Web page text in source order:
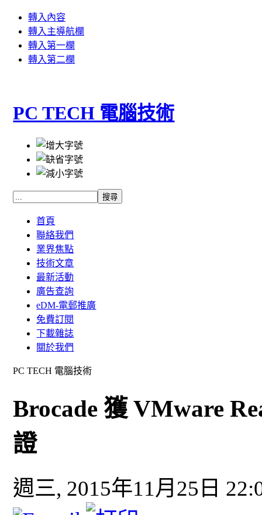
轉入內容
轉入主導航欄
轉入第一欄
轉入第二欄
PC TECH 電腦技術
首頁
聯絡我們
業界焦點
技術文章
最新活動
廣告查詢
eDM-電郵推廣
免費訂閱
下載雜誌
關於我們
PC TECH 電腦技術
Brocade 獲 VMware
證
週三, 2015年11月25日